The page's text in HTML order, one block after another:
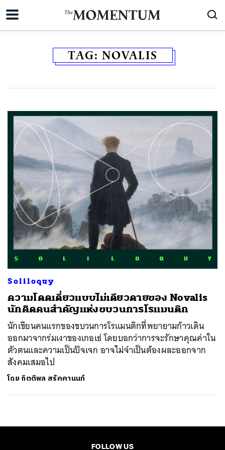
TAG: NOVALIS
Soliloquy
ความโดดเดี่ยวแบบไม่เดียวดายของ Novalis
นักคิดคนสำคัญแห่งขบวนการโรแมนติก
นักเขียนคนแรกของขบวนการโรแมนติกที่พยายามก้าวเดิน
ออกมาจากร่มเงาของเกอเธ่ โดยบอกว่าการจะรักษาคุณค่าใน
ตัวตนและความเป็นปัจเจก อาจไม่จำเป็นต้องผละออกจาก
สังคมเสมอไป
โดย กิตติพล สรัคคานนท์
FOLLOW US
ค้นหา
SHARE TWEET LINE EMAIL